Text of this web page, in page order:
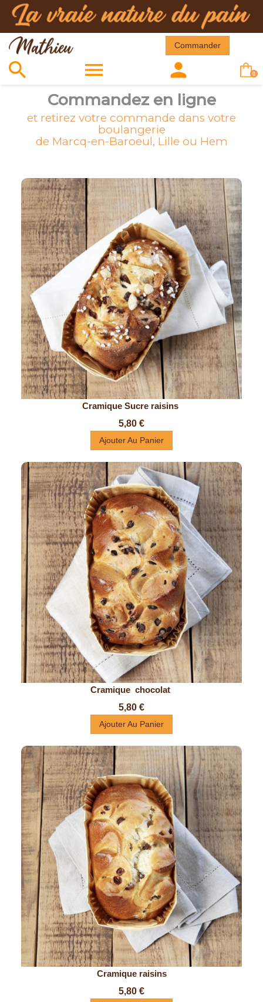
Commander
   0
Commandez en ligne
et retirez votre commande dans votre
boulangerie
de Marcq-en-Baroeul, Lille ou Hem
Cramique Sucre raisins
Prix
5,80 €
Ajouter Au Panier
Cramique  chocolat
Prix
5,80 €
Ajouter Au Panier
Cramique raisins
Prix
5,80 €